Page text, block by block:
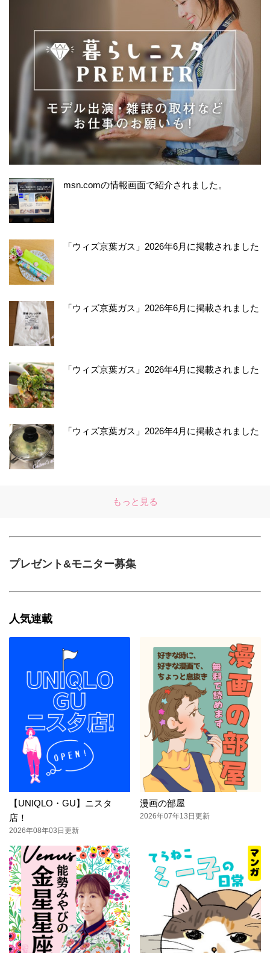
msn.comの情報画面で紹介されました。
「ウィズ京葉ガス」2026年6月に掲載されました
「ウィズ京葉ガス」2026年6月に掲載されました
「ウィズ京葉ガス」2026年4月に掲載されました
「ウィズ京葉ガス」2026年4月に掲載されました
もっと見る
プレゼント&モニター募集
人気連載
【UNIQLO・GU】ニスタ
店！
2026年08年03日更新
漫画の部屋
2026年07年13日更新